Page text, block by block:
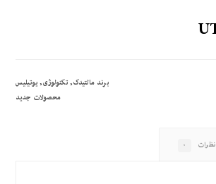
برند مالتی­دک,تکنولوژی,یوتیلیس
محصولات جدید
نظرات ۰